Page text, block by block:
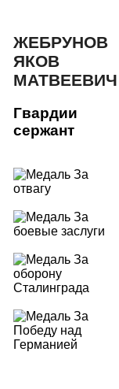
ЖЕБРУНОВ
ЯКОВ
МАТВЕЕВИЧ
Гвардии
сержант